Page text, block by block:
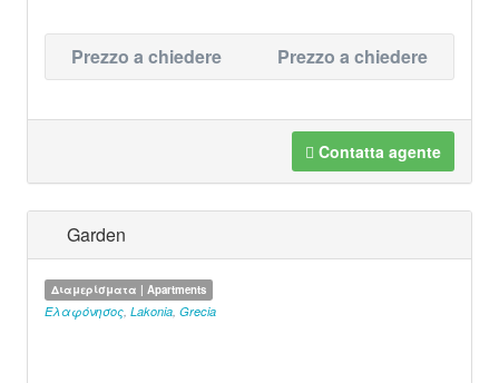
Prezzo a chiedere Prezzo a chiedere
Contatta agente
Garden
Διαμερίσματα | Apartments
Ελαφόνησος Lakonia Grecia